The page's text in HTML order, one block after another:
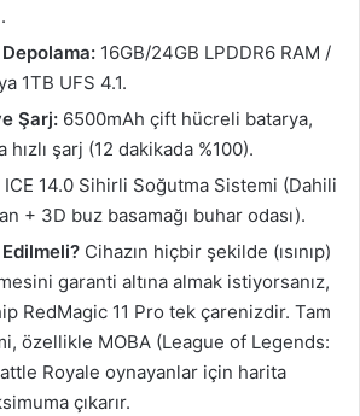
16GB/24GB LPDDR6 RAM /
1TB UFS 4.1.
Şarj: 6500mAh çift hücreli batarya,
hızlı şarj (12 dakikada %100).
ICE 14.0 Sihirli Soğutma Sistemi (Dahili
+ 3D buz basamağı buhar odası).
Cihazın hiçbir şekilde (ısınıp)
garanti altına almak istiyorsanız,
RedMagic 11 Pro tek çarenizdir. Tam
özellikle MOBA (League of Legends:
Royale oynayanlar için harita
çıkarır.